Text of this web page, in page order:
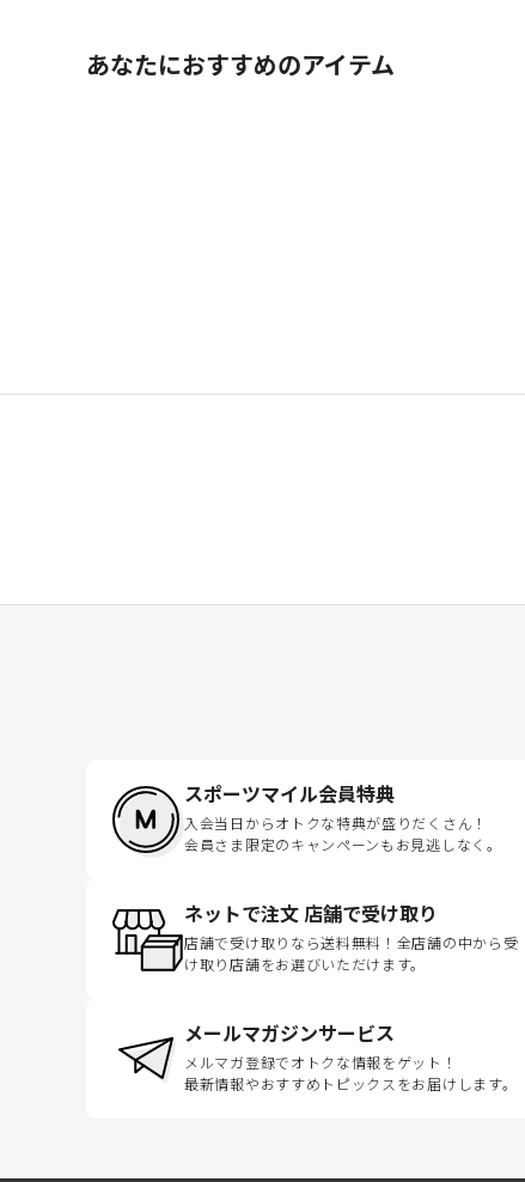
あなたにおすすめのアイテム
スポーツマイル会員特典
入会当日からオトクな特典が盛りだくさん！
会員さま限定のキャンペーンもお見逃しなく。
ネットで注文 店舗で受け取り
店舗で受け取りなら送料無料！全店舗の中から受
け取り店舗をお選びいただけます。
メールマガジンサービス
メルマガ登録でオトクな情報をゲット！
最新情報やおすすめトピックスをお届けします。